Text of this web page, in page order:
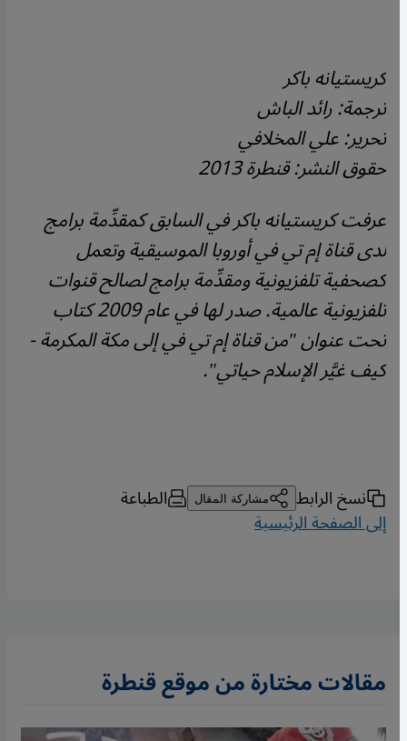
كريستيانه باكر
ترجمة: رائد الباش
تحرير: علي المخلافي
حقوق النشر: قنطرة 2013
عرفت كريستيانه باكر في السابق كمقدِّمة برامج
لدى قناة إم تي في أوروبا الموسيقية وتعمل
كصحفية تلفزيونية ومقدِّمة برامج لصالح قنوات
تلفزيونية عالمية. صدر لها في عام 2009 كتاب
تحت عنوان "من قناة إم تي في إلى مكة المكرمة -
كيف غيَّر الإسلام حياتي".
نسخ الرابط مشاركة المقال الطباعة
إلى الصفحة الرئيسية
مقالات مختارة من موقع قنطرة